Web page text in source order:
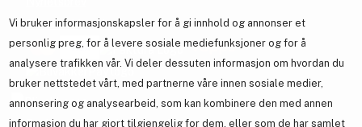
Vi bruker informasjonskapsler for å gi innhold og annonser et
personlig preg, for å levere sosiale mediefunksjoner og for å
analysere trafikken vår. Vi deler dessuten informasjon om hvordan du
bruker nettstedet vårt, med partnerne våre innen sosiale medier,
annonsering og analysearbeid, som kan kombinere den med annen
informasjon du har gjort tilgjengelig for dem, eller som de har samlet
Samarbeid med oss
En del avBrandsdal Group AS